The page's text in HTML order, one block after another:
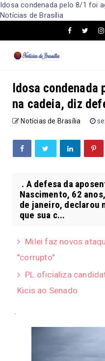
Idosa condenada pelo 8/1 foi
Notícias de Brasília
Idosa
na cadeia, diz
Notícias de Brasília
. A defesa da
Nascimento, 62
de janeiro, declarou
que sua c...
Milei faz novos
"corrupto"
PL oficializa
Kicis ao Senado
.